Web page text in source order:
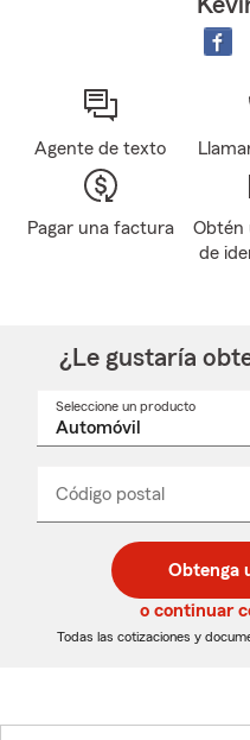
Agente de texto
Pagar una factura
Obtén
de
¿Le gustaría
Seleccione un producto
Código postal
de
5
dígitos
de
5
dígitos
_____
Obtenga
o continuar
Todas las cotizaciones y